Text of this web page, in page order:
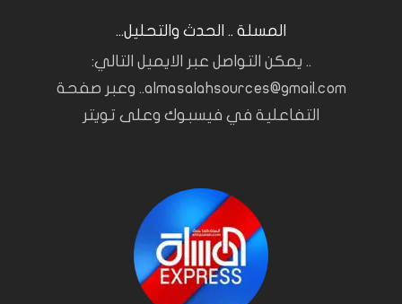
المسلة .. الحدث والتحليل...
.. يمكن التواصل عبر الايميل التالي:
almasalahsources@gmail.com.. وعبر صفحة
التفاعلية في فيسبوك وعلى تويتر